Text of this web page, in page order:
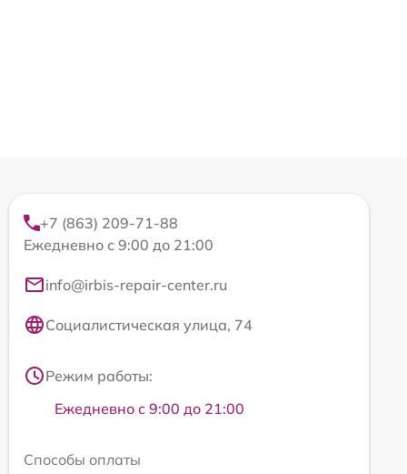
+7 (863) 209-71-88
Ежедневно с 9:00 до 21:00
info@irbis-repair-center.ru
Социалистическая улица, 74
Режим работы:
Ежедневно с 9:00 до 21:00
Способы оплаты